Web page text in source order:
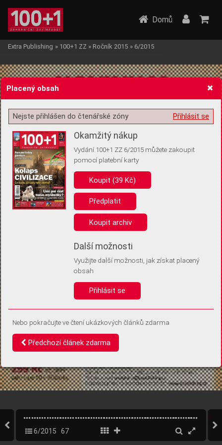
Žádost o souhlas s ukládáním volitelných informací
Pro základní fungování webu nepotřebujeme ukládat žádné informace
(tzv. cookies apod.). Rádi bychom vás ale požádali o souhlas s
uložením volitelných informací:
Anonymní unikátní ID
Díky němu příště poznáme, že se jedná o stejné zařízení, a
Identifikátor je zcela anonymní.
Vaše souhlasy a odmítnutí si ukládáme do vašeho zařízení, abychom se
vás už příště znovu neptali. Můžete je kdykoli později upravit ve Správě
Domů
Extra Publishing » 100+1 ZZ » Ročník 2015 » 6/2015
6/2015 67
Placený obsah
Přihlásit se
Nejste přihlášen do čtenářské zóny
Okamžitý nákup
Vydání 100+1 ZZ 6/2015 můžete zakoupit
pomocí platební karty
Koupit (39 Kč)
Předplatit
Koupit archiv
Další možnosti
Využijte další možnosti, jak získat placený
obsah
Přihlásit se
Nebo pokračujte ve čtení ukázkových článků zdarma
Předchozí článek zdarma